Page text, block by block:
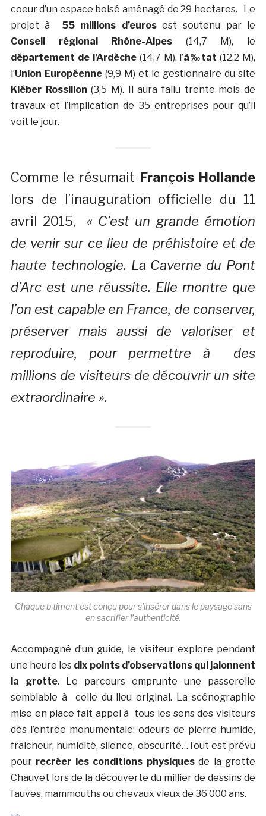
coeur d’un espace boisé aménagé de 29 hectares. Le
projet à
55 millions d’eurosest soutenu par le
Conseil régional Rhône-Alpes (14,7 M), le
département de l’Ardèche(14,7 M), l’à‰tat (12,2 M),
l’Union Européenne(9,9 M) et le gestionnaire du site
Kléber Rossillon (3,5 M). Il aura fallu trente mois de
travaux et l’implication de 35 entreprises pour qu’il
voit le jour.
Comme le résumait François Hollande
lors de l’inauguration officielle du 11
avril 2015, « C’est un grande émotion
de venir sur ce lieu de préhistoire et de
haute technologie. La Caverne du Pont
d’Arc est une réussite. Elle montre que
l’on est capable en France, de conserver,
préserver mais aussi de valoriser et
reproduire, pour permettre à des
millions de visiteurs de découvrir un site
extraordinaire ».
Chaque b timent est conçu pour s’insérer dans le paysage sans
en sacrifier l’authenticité.
Accompagné d’un guide, le visiteur explore pendant
une heure les dix points d’observations qui jalonnent
la grotte. Le parcours emprunte une passerelle
semblable à celle du lieu original. La scénographie
mise en place fait appel à tous les sens des visiteurs
dès l’entrée monumentale: odeurs de pierre humide,
fraicheur, humidité, silence, obscurité…Tout est prévu
pourrecréer les conditions physiquesde la grotte
Chauvet lors de la découverte du millier de dessins de
fauves, mammouths ou chevaux vieux de 36 000 ans.